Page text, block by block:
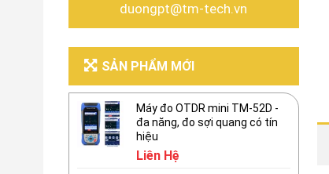
duongpt@tm-tech.vn
SẢN PHẨM MỚI
Máy đo OTDR mini TM-52D -
đa năng, đo sợi quang có tín
hiệu
Liên Hệ